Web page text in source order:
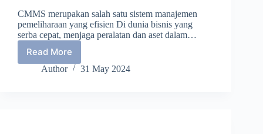
CMMS merupakan salah satu sistem manajemen
pemeliharaan yang efisien Di dunia bisnis yang
serba cepat, menjaga peralatan dan aset dalam…
Read More
Sistem
Manajemen
Author 31 May 2024